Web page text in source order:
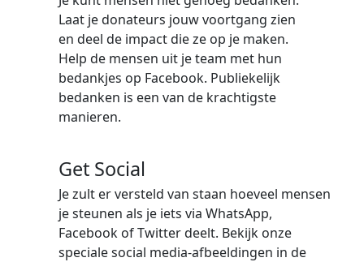
Laat je donateurs jouw voortgang zien
en deel de impact die ze op je maken.
Help de mensen uit je team met hun
bedankjes op Facebook. Publiekelijk
bedanken is een van de krachtigste
manieren.
Get Social
Je zult er versteld van staan hoeveel mensen
je steunen als je iets via WhatsApp,
Facebook of Twitter deelt. Bekijk onze
speciale social media-afbeeldingen in de